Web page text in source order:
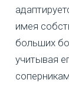
имея
больших
учитывая